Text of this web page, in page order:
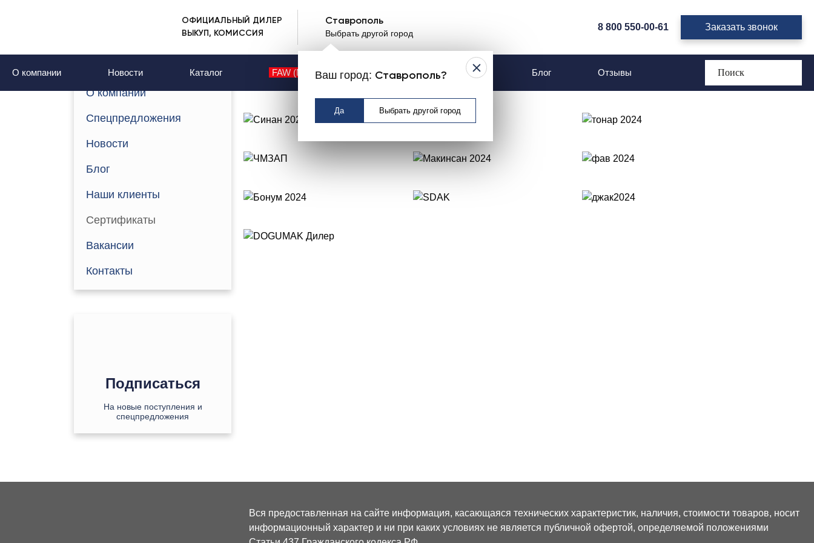
ОФИЦИАЛЬНЫЙ ДИЛЕР
ВЫКУП, КОМИССИЯ
Ставрополь
Выбрать другой город
Ваш город: Ставрополь?
Да Выбрать другой город
8 800 550-00-61 Заказать звонок
О компании Новости Каталог FAW (NEW) Контакты Услуги Блог Отзывы
Сертификаты
О компании
Спецпредложения
Новости
Блог
Наши клиенты
Сертификаты
Вакансии
Контакты
Подписаться
На новые поступления и
спецпредложения
Вся предоставленная на сайте информация, касающаяся технических характеристик, наличия, стоимости товаров, носит
информационный характер и ни при каких условиях не является публичной офертой, определяемой положениями